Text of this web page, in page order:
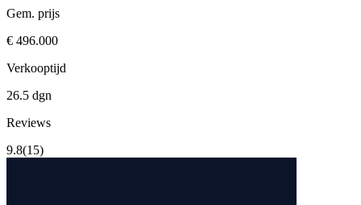
Gem. prijs
€ 496.000
Verkooptijd
26.5 dgn
Reviews
9.8(15)